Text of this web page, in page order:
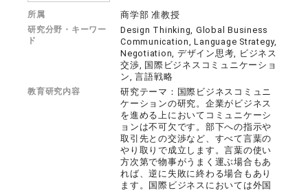
所属 商学部 准教授
研究分野・キーワー
ド
Design Thinking, Global Business
Communication, Language Strategy,
Negotiation, デザイン思考, ビジネス
交渉, 国際ビジネスコミュニケーショ
ン, 言語戦略
教育研究内容
研究テーマ：国際ビジネスコミュニ
ケーションの研究。企業がビジネス
を進める上においてコミュニケーシ
ョンは不可欠です。部下への指示や
取引先との交渉など、すべて言葉の
やり取りで成立します。言葉の使い
方次第で物事がうまく運ぶ場合もあ
れば、逆に失敗に終わる場合もあり
ます。国際ビジネスにおいては外国